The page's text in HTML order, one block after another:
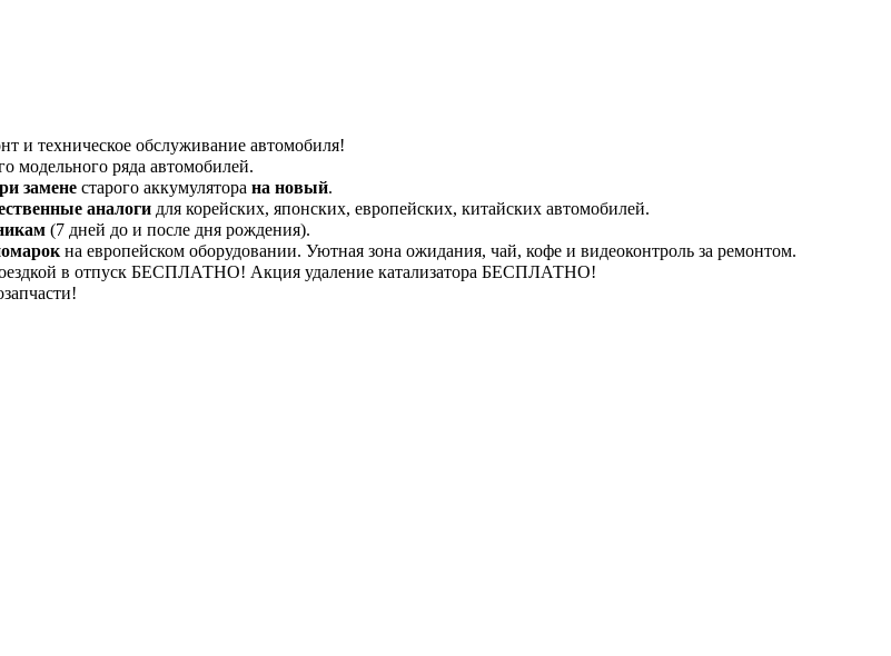
и техническое обслуживание автомобиля!
модельного ряда автомобилей.
замене старого аккумулятора на новый.
аналоги для корейских, японских, европейских, китайских автомобилей.
(7 дней до и после дня рождения).
на европейском оборудовании. Уютная зона ожидания, чай, кофе и видеоконтроль за ремонтом.
в отпуск БЕСПЛАТНО! Акция удаление катализатора БЕСПЛАТНО!